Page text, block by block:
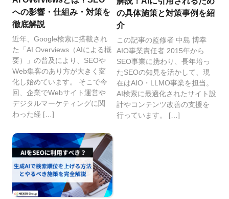
への影響・仕組み・対策を
徹底解説
近年、Google検索に搭載され
た「AI Overviews（AIによる概
要）」の普及により、SEOや
Web集客のあり方が大きく変
化し始めています。 そこで今
回、企業でWebサイト運営や
デジタルマーケティングに関
わった経 […]
の具体施策と対策事例を紹
介
この記事の監修者 中島 博幸
AIO事業責任者 2015年から
SEO事業に携わり、長年培っ
たSEOの知見を活かして、現
在はAIO・LLMO事業を担当。
AI検索に最適化されたサイト設
計やコンテンツ改善の支援を
行っています。 […]